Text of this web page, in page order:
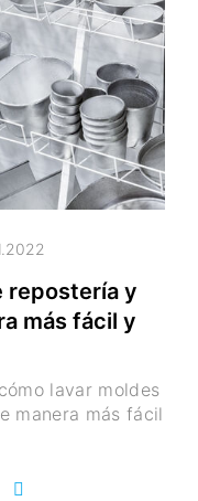
repostería y
más fácil y
lavar moldes
manera más fácil